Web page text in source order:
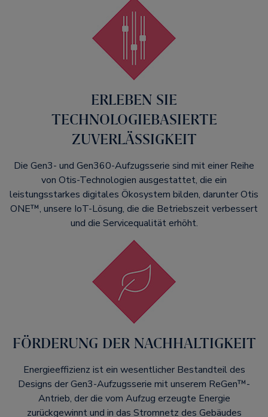
ERLEBEN SIE
TECHNOLOGIEBASIERTE
ZUVERLÄSSIGKEIT
Die Gen3- und Gen360-Aufzugsserie sind mit einer Reihe
von Otis-Technologien ausgestattet, die ein
leistungsstarkes digitales Ökosystem bilden, darunter Otis
ONE™, unsere IoT-Lösung, die die Betriebszeit verbessert
und die Servicequalität erhöht.
FÖRDERUNG DER NACHHALTIGKEIT
Energieeffizienz ist ein wesentlicher Bestandteil des
Designs der Gen3-Aufzugsserie mit unserem ReGen™-
Antrieb, der die vom Aufzug erzeugte Energie
zurückgewinnt und in das Stromnetz des Gebäudes